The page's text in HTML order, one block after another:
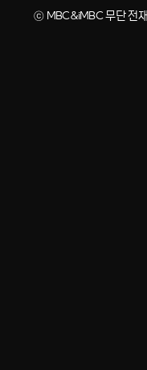
ⓒ MBC&iMBC 무단 전재